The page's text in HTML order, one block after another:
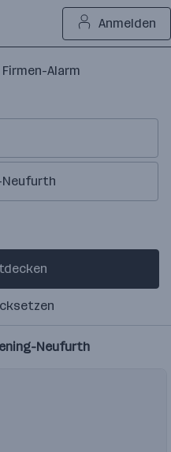
Anmelden
Firmen-Alarm
Neufurth